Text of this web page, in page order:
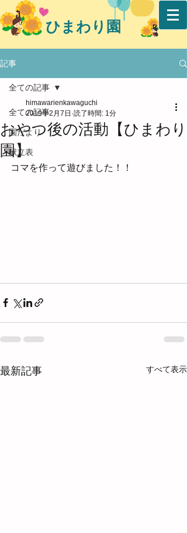
ひまわり園
記事
全ての記事
園だより
献立表
全ての記事
おやつ後の活動【ひまわり
園】
himawarienkawaguchi
2019年2月7日 読了時間: 1分
コマを作って遊びました！！
最新記事 すべて表示